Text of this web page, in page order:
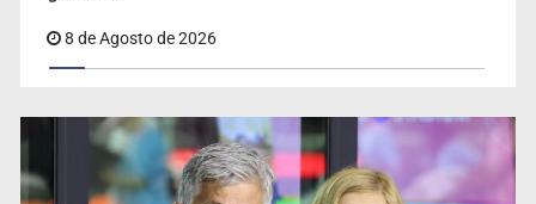
8 de Agosto de 2026